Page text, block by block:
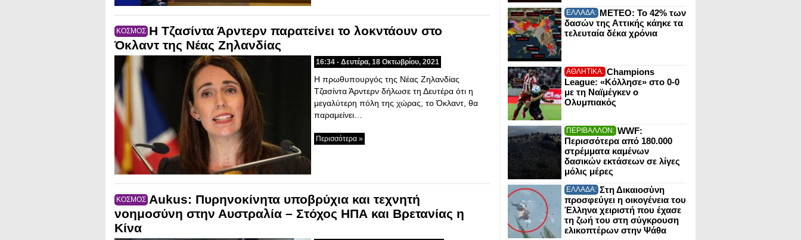
ΚΟΣΜΟΣ H Τζασίντα Άρντερν παρατείνει το λοκντάουν στο
Όκλαντ της Νέας Ζηλανδίας
16:34 - Δευτέρα, 18 Οκτωβρίου, 2021
Η πρωθυπουργός της Νέας Ζηλανδίας
Τζασίντα Άρντερν δήλωσε τη Δευτέρα ότι η
μεγαλύτερη πόλη της χώρας, το Όκλαντ, θα
παραμείνει…
Περισσότερα »
ΚΟΣΜΟΣ Aukus: Πυρηνοκίνητα υποβρύχια και τεχνητή
νοημοσύνη στην Αυστραλία – Στόχος ΗΠΑ και Βρετανίας η
Κίνα
ΕΛΛΑΔΑ: ΜΕΤΕΟ: Το 42% των
δασών της Αττικής κάηκε τα
τελευταία δέκα χρόνια
ΑΘΛΗΤΙΚΑ: Champions
League: «Κόλλησε» στο 0-0
με τη Ναϊμέγκεν ο
Ολυμπιακός
ΠΕΡΙΒΑΛΛΟΝ: WWF:
Περισσότερα από 180.000
στρέμματα καμένων
δασικών εκτάσεων σε λίγες
μόλις μέρες
ΕΛΛΑΔΑ: Στη Δικαιοσύνη
προσφεύγει η οικογένεια του
Έλληνα χειριστή που έχασε
τη ζωή του στη σύγκρουση
ελικοπτέρων στην Ψάθα